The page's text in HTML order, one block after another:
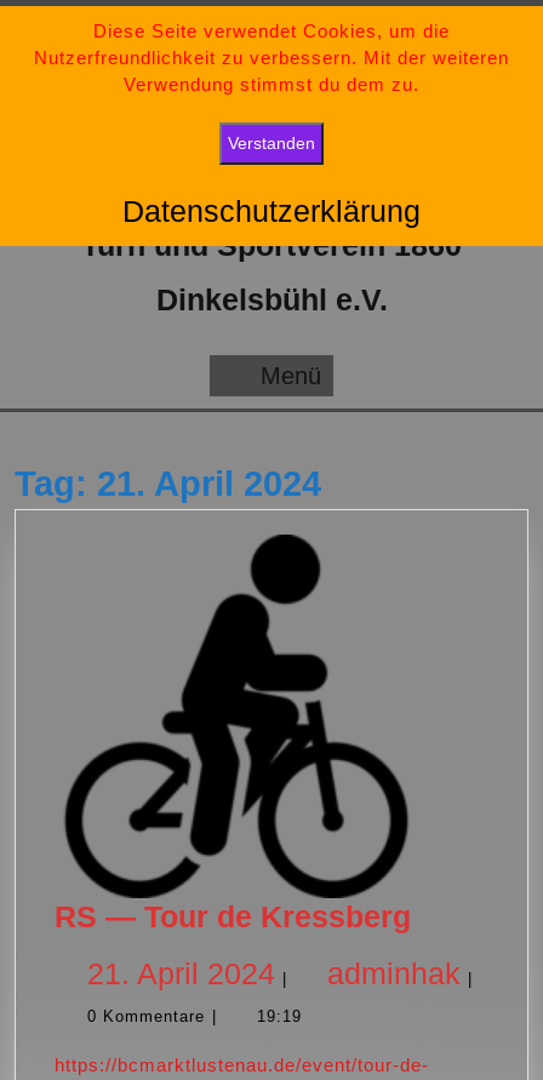
Inhalt
09851-554730
tsv-dinkelsbuehl@t-online.de
„Bleib stark, bleib positiv und gib niemals auf.“
Turn und Sportverein 1860
Dinkelsbühl e.V.
Menü
Tag: 21. April 2024
RS — Tour de Kressberg
Tour
21. April 2024 21.
April
adminhak
0 Kommentare 19:19
https://bcmarktlustenau.de/event/tour-de-
Diese Seite verwendet Cookies, um die
Nutzerfreundlichkeit zu verbessern. Mit der weiteren
Verwendung stimmst du dem zu.
Verstanden
Datenschutzerklärung